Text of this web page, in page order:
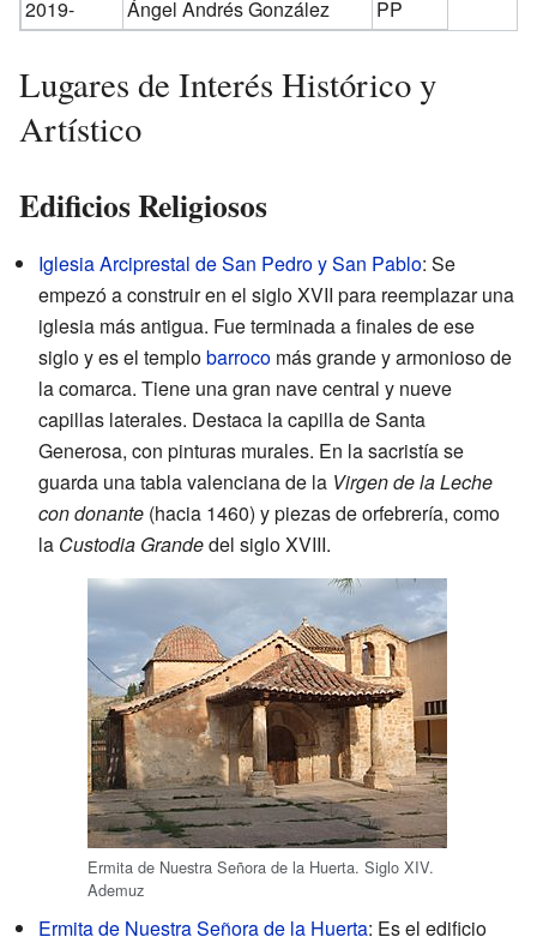
2019- Ángel Andrés González PP
Lugares de Interés Histórico y
Artístico
Edificios Religiosos
Iglesia Arciprestal de San Pedro y San Pablo: Se
empezó a construir en el siglo XVII para reemplazar una
iglesia más antigua. Fue terminada a finales de ese
siglo y es el templobarroco más grande y armonioso de
la comarca. Tiene una gran nave central y nueve
capillas laterales. Destaca la capilla de Santa
Generosa, con pinturas murales. En la sacristía se
guarda una tabla valenciana de la Virgen de la Leche
con donante (hacia 1460) y piezas de orfebrería, como
la Custodia Grandedel siglo XVIII.
Ermita de Nuestra Señora de la Huerta. Siglo XIV.
Ademuz
Ermita de Nuestra Señora de la Huerta: Es el edificio